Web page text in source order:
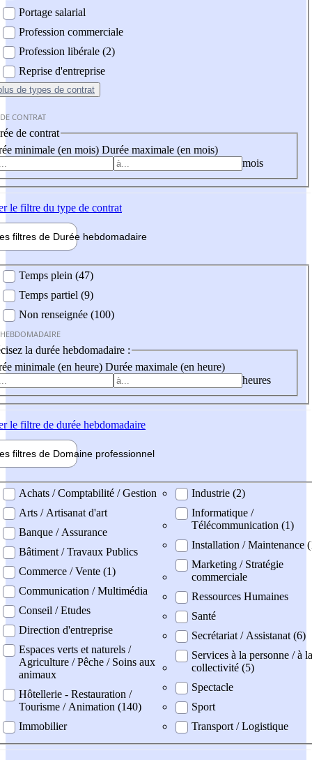
Portage salarial
Profession commerciale
Profession libérale (2)
Reprise d'entreprise
de types de contrat
CONTRAT
de contrat
minimale (en mois) Durée maximale (en mois)
mois
le filtre du type de contrat
filtres de Durée hebdomadaire
Temps plein (47)
Temps partiel (9)
Non renseignée (100)
la durée hebdomadaire :
minimale (en heure) Durée maximale (en heure)
heures
le filtre de durée hebdomadaire
filtres de Domaine professionnel
professionel
Achats / Comptabilité / Gestion
Arts / Artisanat d'art
Banque / Assurance
Bâtiment / Travaux Publics
Commerce / Vente (1)
Communication / Multimédia
Conseil / Etudes
Direction d'entreprise
Espaces verts et naturels /
Agriculture / Pêche / Soins aux
animaux
Hôtellerie - Restauration /
Tourisme / Animation (140)
Immobilier
Industrie (2)
Informatique /
Télécommunication (1)
Installation / Maintenance
Marketing / Stratégie
commerciale
Ressources Humaines
Santé
Secrétariat / Assistanat (6)
Services à la personne / à la
collectivité (5)
Spectacle
Sport
Transport / Logistique